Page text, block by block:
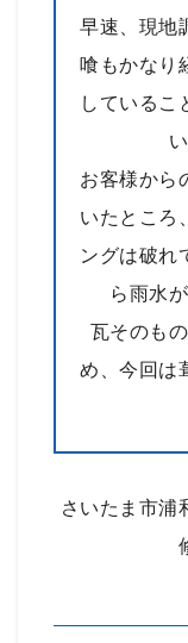
早速、現地
喰もかなり
しているこ
お客様から
いたところ
ングは破れ
ら雨水
瓦そのも
め、今回は
さいたま市浦